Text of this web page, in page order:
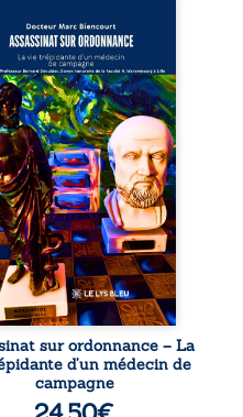
sur ordonnance –
trépidante d’un médecin
est la réédition
et actualisée du
du Docteur Marc
ancien médecin de
qui revient sur son
médical, syndical et
Depuis septembre
il raconte le long combat
conduit à être écarté du
médical, malgré une
de première instance
sur ordonnance – La
d’un médecin de
campagne